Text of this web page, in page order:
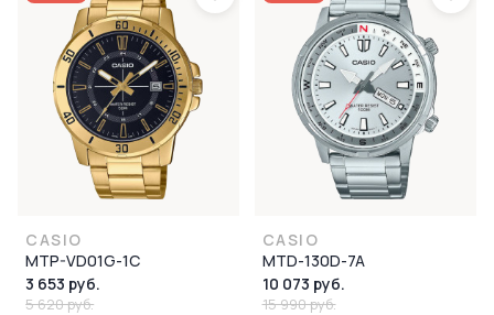
CASIO
MTP-VD01G-1C
3 653 руб.
5 620 руб.
CASIO
MTD-130D-7A
10 073 руб.
15 990 руб.